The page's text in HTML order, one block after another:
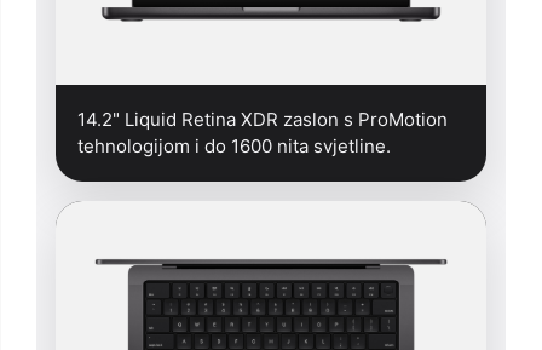
14.2" Liquid Retina XDR zaslon s ProMotion
tehnologijom i do 1600 nita svjetline.